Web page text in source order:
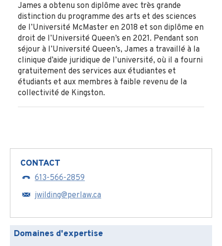
CONTACT
613-566-2859
jwilding@perlaw.ca
Domaines d'expertise
James a obtenu son diplôme avec très grande
distinction du programme des arts et des sciences
de l’Université McMaster en 2018 et son diplôme en
droit de l’Université Queen’s en 2021. Pendant son
séjour à l’Université Queen’s, James a travaillé à la
clinique d’aide juridique de l’université, où il a fourni
gratuitement des services aux étudiantes et
étudiants et aux membres à faible revenu de la
collectivité de Kingston.